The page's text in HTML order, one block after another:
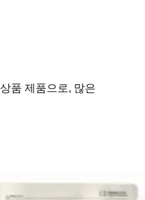
품 제품으로, 많은